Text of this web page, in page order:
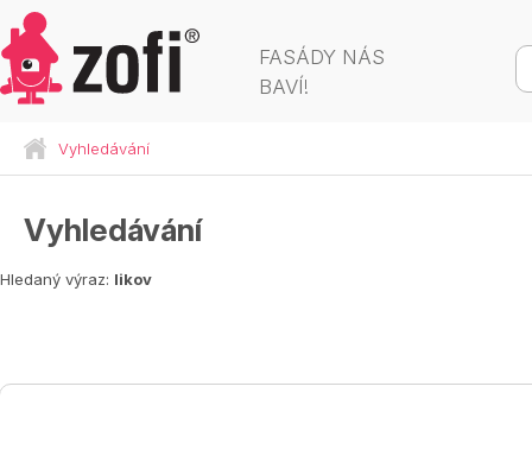
FASÁDY NÁS
BAVÍ!
Vyhledávání
Vyhledávání
Hledaný výraz: likov